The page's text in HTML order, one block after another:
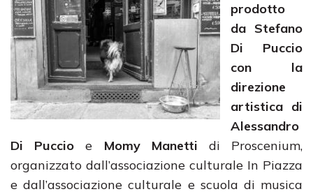
prodotto
da Stefano
Di Puccio
con la
direzione
artistica di
Alessandro
Di Puccioe Momy Manetti di Proscenium,
organizzato dall’associazione culturale In Piazza
e dall’associazione culturale e scuola di musica